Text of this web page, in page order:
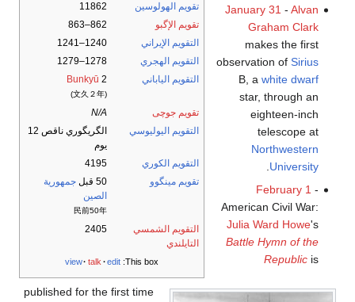
تقويم الهولوسين
11862
تقويم الإگبو
862–863
التقويم الإيراني
1240–1241
التقويم الهجري
1278–1279
التقويم الياباني
Bunkyū 2
(文久２年)
تقويم جوچى
N/A
التقويم اليوليوسي
الگريگوري ناقص 12
يوم
التقويم الكوري
4195
تقويم مينگوو
50 قبل
جمهورية
الصين
民前50年
التقويم الشمسي
التايلندي
2405
This box:
view talk edit
January 31 - Alvan
Graham Clark
makes the first
observation of Sirius
B, a white dwarf
star, through an
eighteen-inch
telescope at
Northwestern
University
February 1 -
American Civil War:
Julia Ward Howe's
Battle Hymn of the
Republicis
published for the first time